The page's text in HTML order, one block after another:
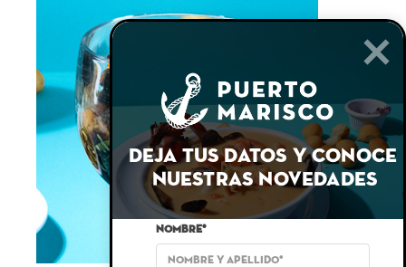
DEJA TUS DATOS Y CONOCE
NUESTRAS NOVEDADES
Nombre*